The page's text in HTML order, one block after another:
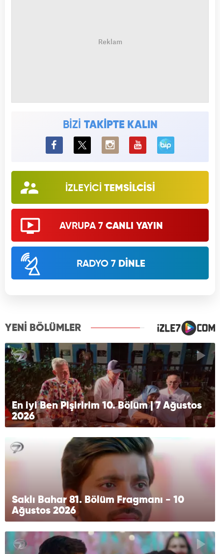
BİZİ TAKİPTE KALIN
BiP
İZLEYİCİ TEMSİLCİSİ
AVRUPA 7 CANLI YAYIN
RADYO 7 DİNLE
YENİ BÖLÜMLER
En iyi Ben Pişiririm 10. Bölüm | 7 Ağustos
2026
Saklı Bahar 81. Bölüm Fragmanı - 10
Ağustos 2026